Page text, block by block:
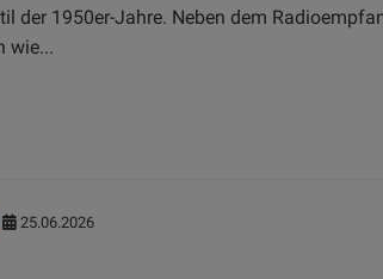
der 1950er-Jahre. Neben dem
wie...
25.06.2026